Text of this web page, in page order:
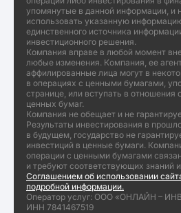
упомянутые в данной информации, и
использовать указанную
единственного источника
инвестиционного решения.
Компания вправе в любой момент
любые изменения. Компания, ее
аффилированные лица могут в
в операциях с ценными бумагами,
странице, или вступать в отношения
ценных бумаг.
Компания не обещает и не
Результаты инвестирования в
в будущем, государство не
инвестиций в ценные бумаги.
операции с ценными бумагами
и требуют соответствующих знаний
Соглашением об использовании
подробной информации.
Оператор услуг: ООО «ОНЛАЙН –
ИНН 7841467519